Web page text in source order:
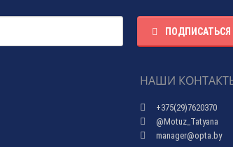
ПОДПИСАТЬСЯ
НАШИ
+375(29)7620370
@Motuz_Tatyana
manager@opta.by